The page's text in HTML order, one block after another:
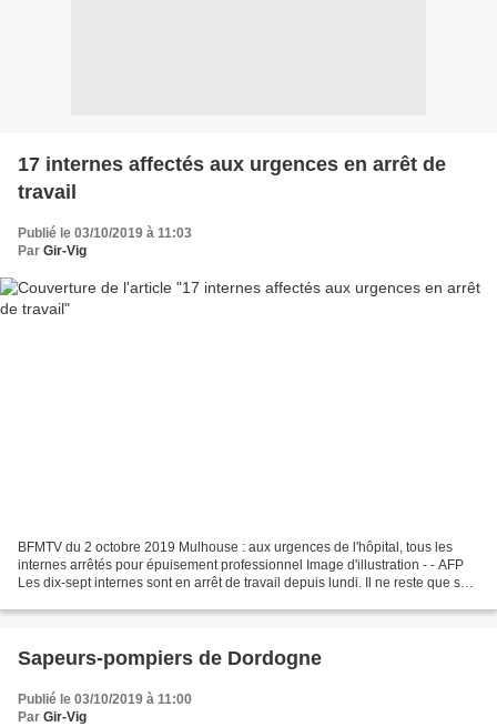
17 internes affectés aux urgences en arrêt de
travail
Publié le 03/10/2019 à 11:03
Par Gir-Vig
BFMTV du 2 octobre 2019 Mulhouse : aux urgences de l'hôpital, tous les
internes arrêtés pour épuisement professionnel Image d'illustration - - AFP
Les dix-sept internes sont en arrêt de travail depuis lundi. Il ne reste que sept
Sapeurs-pompiers de Dordogne
Publié le 03/10/2019 à 11:00
Par Gir-Vig